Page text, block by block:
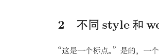
不同 style 和
“这是一个标点。
” 是的 一